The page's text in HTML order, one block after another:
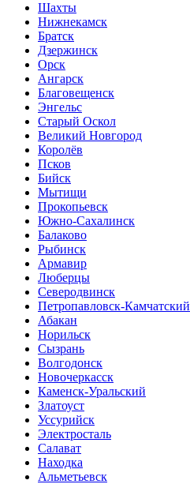
Шахты
Нижнекамск
Братск
Дзержинск
Орск
Ангарск
Благовещенск
Энгельс
Старый Оскол
Великий Новгород
Королёв
Псков
Бийск
Мытищи
Прокопьевск
Южно-Сахалинск
Балаково
Рыбинск
Армавир
Люберцы
Северодвинск
Петропавловск-Камчатский
Абакан
Норильск
Сызрань
Волгодонск
Новочеркасск
Каменск-Уральский
Златоуст
Уссурийск
Электросталь
Салават
Находка
Альметьевск